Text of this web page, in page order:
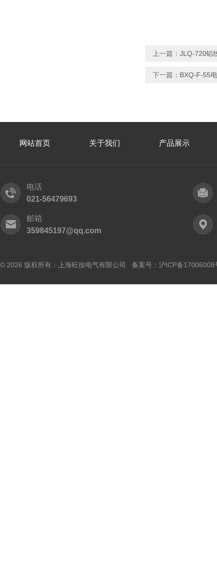
上一篇： JLQ-720铝
下一篇： BXQ-F-55
网站首页 关于我们 产品展示
电话
021-56479693
邮箱
359845197@qq.com
© 2026 版权所有：上海旺徐电气有限公司 备案号： 沪ICP备17006008